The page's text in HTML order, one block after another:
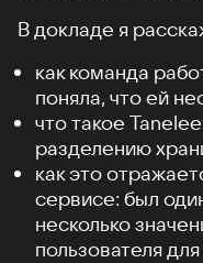
В докладе я
как команда
поняла, что ей
что такое
разделению
как это
сервисе: был
несколько
пользователя